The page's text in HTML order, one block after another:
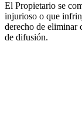
El Propietario se
injurioso o que
derecho de eliminar
de difusión.